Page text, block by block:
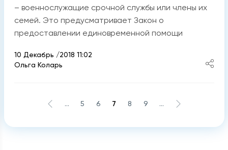
– военнослужащие срочной службы или члены их
семей. Это предусматривает Закон о
предоставлении единовременной помощи
10 Декабрь /2018 11:02
Ольга Коларь
... 5 6 7 8 9 ...